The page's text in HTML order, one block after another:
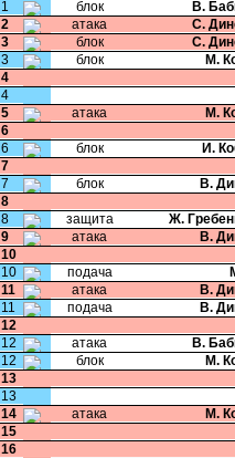
1 блок В.
2 атака С.
3 блок С.
3 блок М.
4
4
5 атака М.
6
6 блок И.
7
7 блок В.
8
8 защита Ж.
9 атака В.
10
10 подача
11 атака В.
11 подача В.
12
12 атака В.
12 блок М.
13
13
14 атака М.
15
16